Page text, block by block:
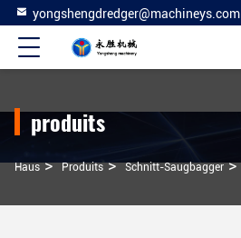
yongshengdredger@machineys.com
produits
Haus > Produits > Schnitt-Saugbagger >